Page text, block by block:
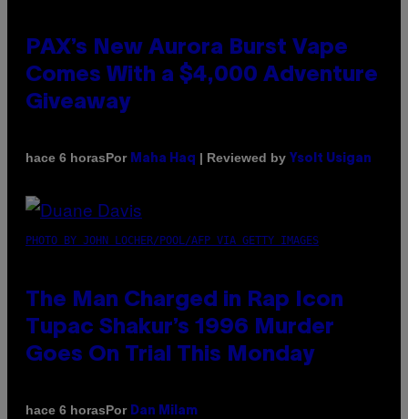
PAX’s New Aurora Burst Vape
Comes With a $4,000 Adventure
Giveaway
hace 6 horasPor Maha Haq | Reviewed by Ysolt Usigan
PHOTO BY JOHN LOCHER/POOL/AFP VIA GETTY IMAGES
The Man Charged in Rap Icon
Tupac Shakur’s 1996 Murder
Goes On Trial This Monday
hace 6 horasPor Dan Milam